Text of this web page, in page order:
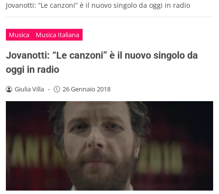
Jovanotti: “Le canzoni” è il nuovo singolo da oggi in radio
Musica Musica Italiana
Jovanotti: “Le canzoni” è il nuovo singolo da
oggi in radio
Giulia Villa - 26 Gennaio 2018